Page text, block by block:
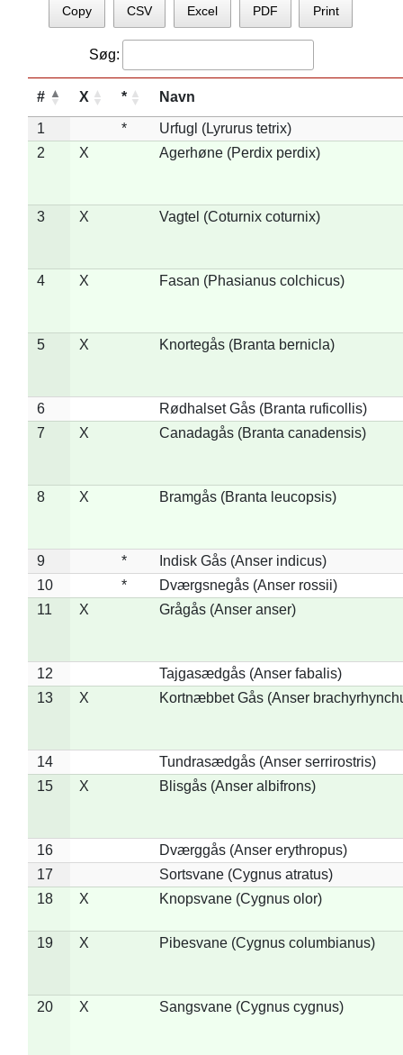
Copy CSV Excel PDF Print
Søg:
# X * Navn
1 *
Urfugl (Lyrurus tetrix)
2
X Agerhøne (Perdix perdix)
3 X Vagtel (Coturnix coturnix)
4 X Fasan (Phasianus colchicus)
5 X Knortegås (Branta bernicla)
6
Rødhalset Gås (Branta ruficollis)
7
X Canadagås (Branta canadensis)
8 X Bramgås (Branta leucopsis)
9 *
Indisk Gås (Anser indicus)
10
*
Dværgsnegås (Anser rossii)
11
X Grågås (Anser anser)
12
Tajgasædgås (Anser fabalis)
13
X Kortnæbbet Gås (Anser
14
Tundrasædgås (Anser serrirostris)
15
X Blisgås (Anser albifrons)
16
Dværggås (Anser erythropus)
17
Sortsvane (Cygnus atratus)
18
X Knopsvane (Cygnus olor)
19 X Pibesvane (Cygnus columbianus)
20 X Sangsvane (Cygnus cygnus)